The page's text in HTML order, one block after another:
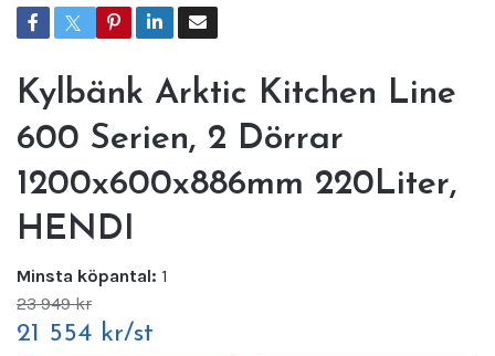
Kylbänk Arktic Kitchen Line
600 Serien, 2 Dörrar
1200x600x886mm 220Liter,
HENDI
Minsta köpantal: 1
23 949 kr
21 554 kr/st